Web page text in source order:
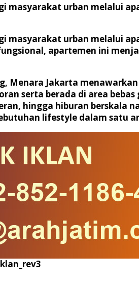
masyarakat urban melalui
masyarakat urban melalui
apartemen ini
Menara Jakarta
serta berada di area
hingga hiburan berskala
lifestyle dalam satu